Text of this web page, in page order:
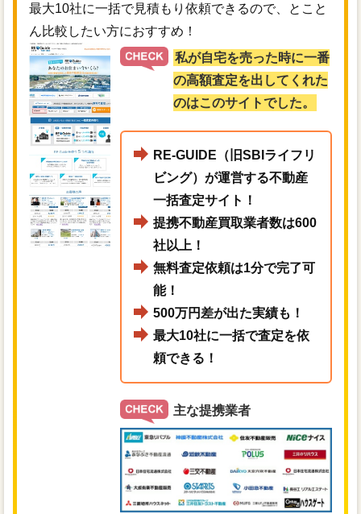
最大10社に一括で見積もり依頼できるので、とこと
ん比較したい方におすすめ！
私が自宅を売った時に一番
の高額査定を出してくれた
のはこのサイトでした。
RE-GUIDE（旧SBIライフリ
ビング）が運営する不動産
一括査定サイト！
提携不動産買取業者数は600
社以上！
無料査定依頼は1分で完了可
能！
500万円差が出た実績も！
最大10社に一括で査定を依
頼できる！
主な提携業者